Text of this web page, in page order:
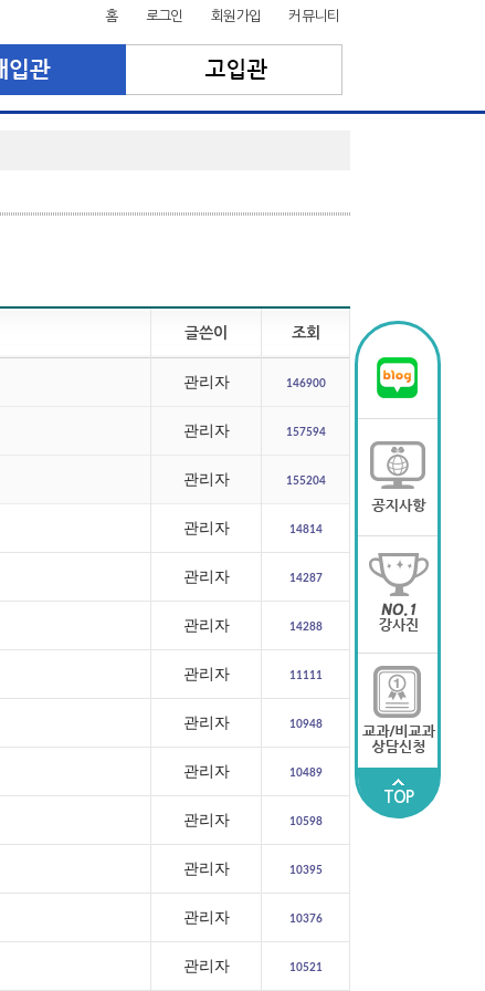
홈 로그인 회원가입 커뮤니티
TOP
글쓴이 조회
관리자 146900
관리자 157594
관리자 155204
관리자 14814
관리자 14287
관리자 14288
관리자 11111
관리자 10948
관리자 10489
관리자 10598
관리자 10395
관리자 10376
관리자 10521